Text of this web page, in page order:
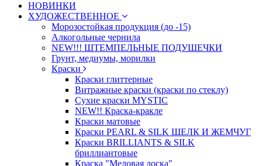
НОВИНКИ
ХУДОЖЕСТВЕННОЕ
Морозостойкая продукция (до -15)
Алкогольные чернила
NEW!!! ШТЕМПЕЛЬНЫЕ ПОДУШЕЧКИ
Грунт, медиумы, морилки
Краски
Краски глиттерные
Витражные краски (краски по стеклу)
Сухие краски MYSTIC
NEW!! Краска-кракле
Краски матовые
Краски PEARL & SILK ШЕЛК И ЖЕМЧУГ
Краски BRILLIANTS & SILK
бриллиантовые
Краска "Меловая доска"